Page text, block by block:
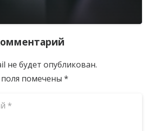
не будет опубликован.
помечены *